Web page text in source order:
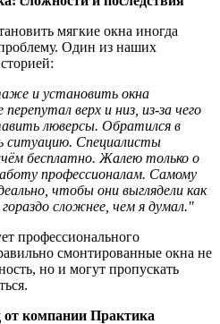
мягкие окна иногда
Один из наших
и установить окна
верх и низ, из-за чего
люверсы. Обратился в
ситуацию. Специалисты
бесплатно. Жалею только о
профессионалам. Самому
чтобы они выглядели как
сложнее, чем я думал."
профессионального
смонтированные окна не
но и могут пропускать
компании Практика